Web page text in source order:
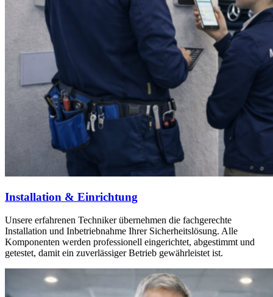
Installation & Einrichtung
Unsere erfahrenen Techniker übernehmen die fachgerechte
Installation und Inbetriebnahme Ihrer Sicherheitslösung. Alle
Komponenten werden professionell eingerichtet, abgestimmt und
getestet, damit ein zuverlässiger Betrieb gewährleistet ist.